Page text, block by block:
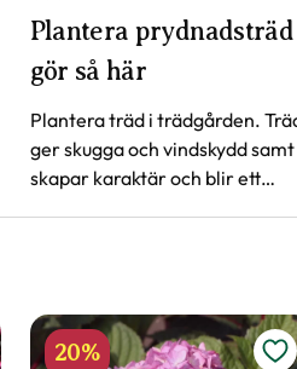
Plantera
gör så här
Plantera träd i trädgården. Träd
ger skugga och vindskydd samt
skapar karaktär och blir ett
20%